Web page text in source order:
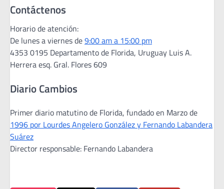
Contáctenos
Horario de atención:
De lunes a viernes de9:00 am a 15:00 pm
4353 0195 Departamento de Florida, Uruguay Luis A.
Herrera esq. Gral. Flores 609
Diario Cambios
Primer diario matutino de Florida, fundado en Marzo de
1996 por Lourdes Angelero González y Fernando Labandera
Suárez
Director responsable: Fernando Labandera